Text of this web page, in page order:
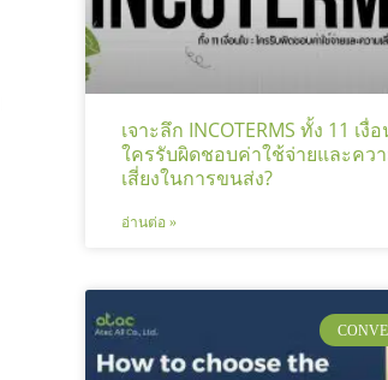
เจาะลึก INCOTERMS ทั้ง 11 เงื่
ใครรับผิดชอบค่าใช้จ่ายและคว
เสี่ยงในการขนส่ง?
อ่านต่อ »